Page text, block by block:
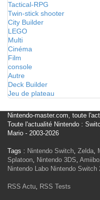
Tactical-RPG
Twin-stick shooter
City Builder
LEGO
Multi
Cinéma
Film
console
Autre
Deck Builder
Jeu de plateau
Nintendo-master.com, toute
Toute l'actualité Nintendo :
Mario - 2003-2026
Tags : Nintendo Switch, Zelda,
Splatoon, Nintendo 3DS, Amiibo
Nintendo Labo Nintendo Switch
RSS Actu, RSS Tests